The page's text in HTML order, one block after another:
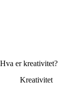
Hva er kreativitet?
Kreativitet